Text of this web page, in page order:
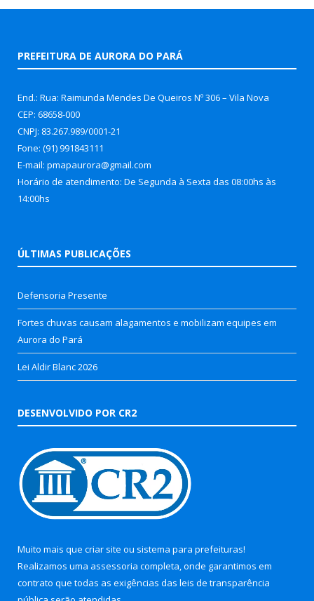
PREFEITURA DE AURORA DO PARÁ
End.: Rua: Raimunda Mendes De Queiros Nº 306 – Vila Nova
CEP: 68658-000
CNPJ: 83.267.989/0001-21
Fone: (91) 991843111
E-mail: pmapaurora@gmail.com
Horário de atendimento: De Segunda à Sexta das 08:00hs às
14:00hs
ÚLTIMAS PUBLICAÇÕES
Defensoria Presente
Fortes chuvas causam alagamentos e mobilizam equipes em
Aurora do Pará
Lei Aldir Blanc 2026
DESENVOLVIDO POR CR2
Muito mais que criar site ou sistema para prefeituras!
Realizamos uma assessoria completa, onde garantimos em
contrato que todas as exigências das leis de transparência